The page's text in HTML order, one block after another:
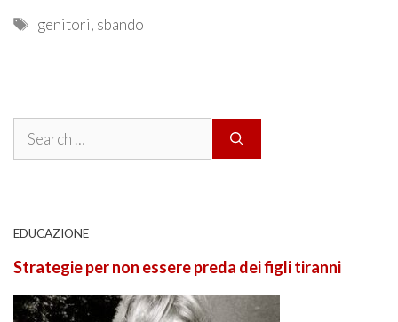
Tags
genitori, sbando
Search
EDUCAZIONE
Strategie per non essere preda dei figli tiranni